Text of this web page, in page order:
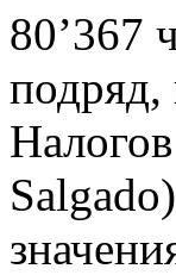
80’367
подряд,